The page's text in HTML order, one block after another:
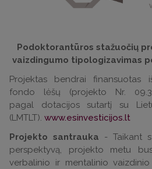
Podoktorantūros stažuočių
vaizdingumo tipologizavimas
Projektas bendrai finansuotas
fondo lėšų (projekto Nr. 09.3.3-
pagal dotacijos sutartį su
(LMTLT). www.esinvesticijos.lt
Projekto santrauka - Taikant
perspektyvą, projekto metu
verbalinio ir mentalinio